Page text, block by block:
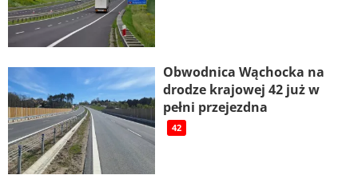
Obwodnica Wąchocka na
drodze krajowej 42 już w
pełni przejezdna
42